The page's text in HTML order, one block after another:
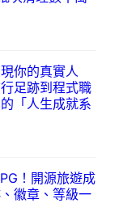
你的真實人
足跡到程式職
「人生成就系
！開源旅遊成
徽章、等級一